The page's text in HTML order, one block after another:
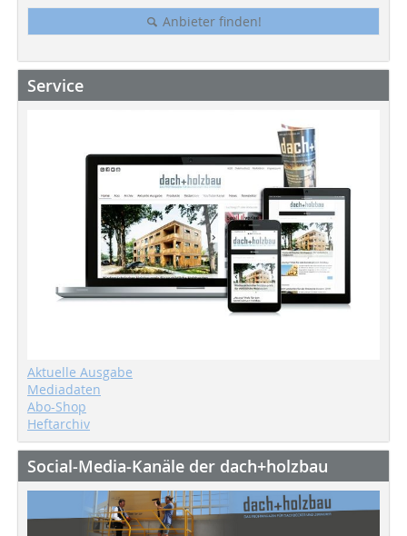
Anbieter finden!
Service
Aktuelle Ausgabe
Mediadaten
Abo-Shop
Heftarchiv
Social-Media-Kanäle der dach+holzbau